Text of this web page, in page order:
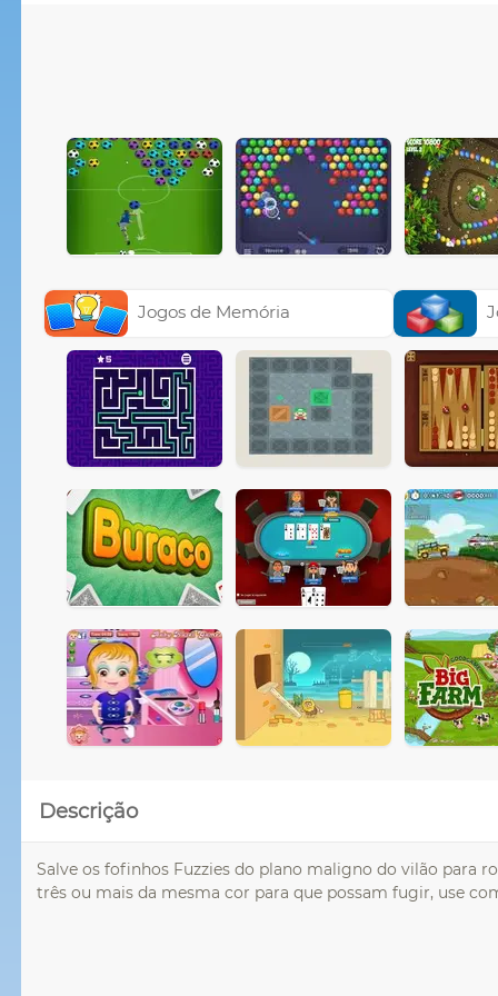
Jogos de Memória
Descrição
Salve os fofinhos Fuzzies do plano maligno do vilão para
três ou mais da mesma cor para que possam fugir, use